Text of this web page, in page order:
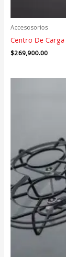
Accesosorios
Centro De
$269,900.00